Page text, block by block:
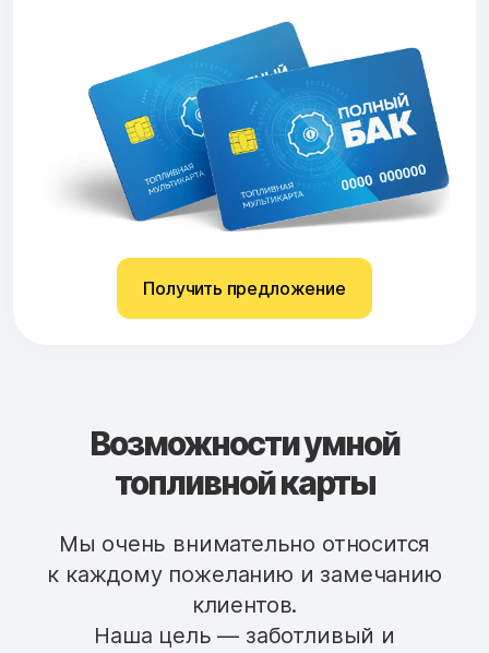
Получить предложение
Возможности умной
топливной карты
Мы очень внимательно относится
к каждому пожеланию и замечанию
клиентов.
Наша цель — заботливый и